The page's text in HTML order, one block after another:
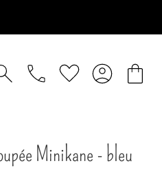
Minikane - bleu